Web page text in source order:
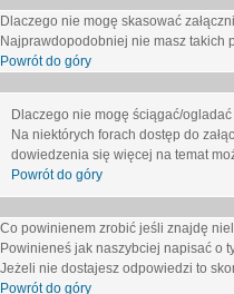
Dlaczego nie mogę skasować
Najprawdopodobniej nie masz takich
Powrót do góry
Dlaczego nie mogę ściągać/ogladać
Na niektórych forach dostęp do
dowiedzenia się więcej na temat
Powrót do góry
Co powinienem zrobić jeśli znajdę
Powinieneś jak naszybciej napisać o
Jeżeli nie dostajesz odpowiedzi to
Powrót do góry